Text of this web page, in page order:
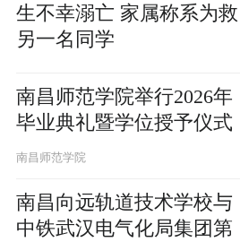
生不幸溺亡 家属称系为救
另一名同学
南昌师范学院举行2026年
毕业典礼暨学位授予仪式
南昌师范学院
南昌向远轨道技术学校与
中铁武汉电气化局集团第